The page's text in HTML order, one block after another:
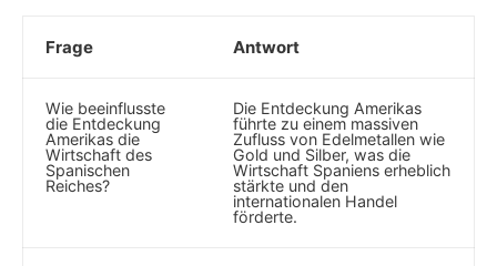
Frage Antwort
Wie beeinflusste
die Entdeckung⁢
Amerikas die
Wirtschaft des
Spanischen
Reiches?
Die Entdeckung Amerikas⁤
führte‍ zu einem massiven
⁣Zufluss ⁣von Edelmetallen wie
Gold und Silber, was die⁣
Wirtschaft Spaniens erheblich
stärkte ‌und den
⁤internationalen Handel
förderte.